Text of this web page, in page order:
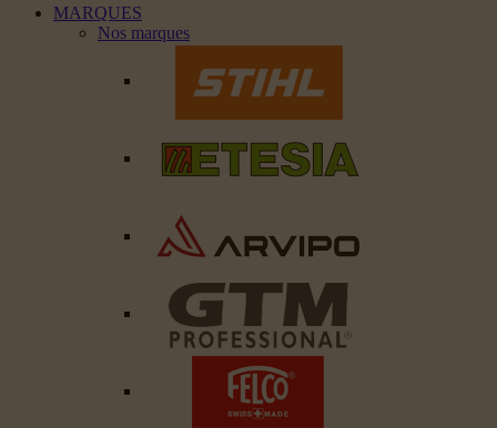
MARQUES
Nos marques